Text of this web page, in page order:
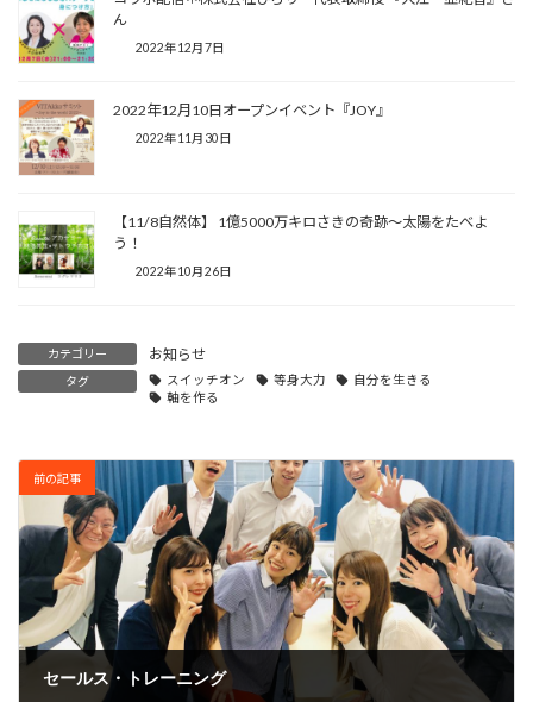
ん
2022年12月7日
2022年12月10日オープンイベント『JOY』
2022年11月30日
【11/8自然体】 1億5000万キロさきの奇跡〜太陽をたべよ
う！
2022年10月26日
カテゴリー お知らせ
タグ スイッチオン 等身大力
自分を生きる
軸を作る
前の記事
セールス・トレーニング